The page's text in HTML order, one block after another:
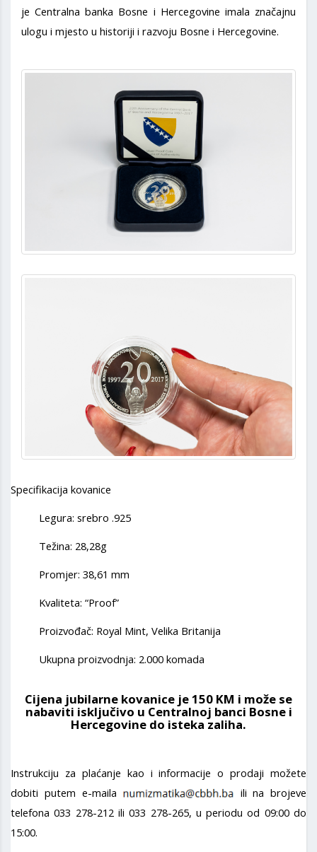
je Centralna banka Bosne i Hercegovine imala značajnu
ulogu i mjesto u historiji i razvoju Bosne i Hercegovine.
Specifikacija kovanice
Legura: srebro .925
Težina: 28,28g
Promjer: 38,61 mm
Kvaliteta: “Proof”
Proizvođač: Royal Mint, Velika Britanija
Ukupna proizvodnja: 2.000 komada
Cijena jubilarne kovanice je 150 KM i može se
nabaviti isključivo u Centralnoj banci Bosne i
Hercegovine do isteka zaliha.
Instrukciju za plaćanje kao i informacije o prodaji možete
dobiti putem e-maila
ili na brojeve
telefona 033 278-212 ili 033 278-265, u periodu od 09:00 do
15:00.